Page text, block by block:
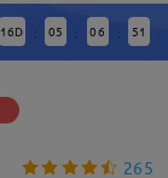
16D : 05 : 06 : 50
265